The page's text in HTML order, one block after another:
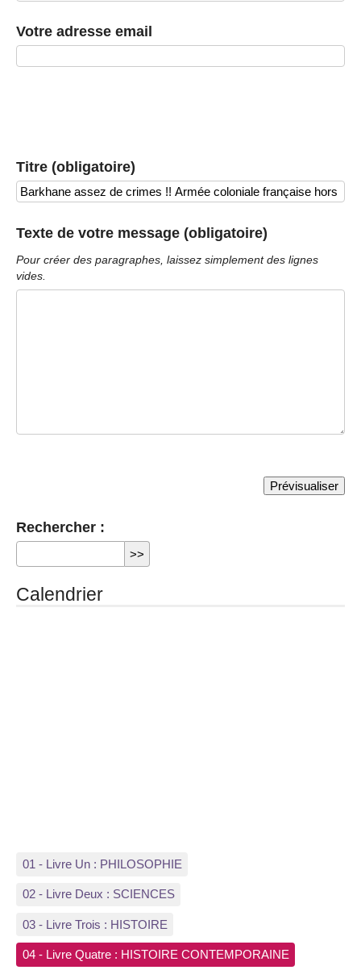
Votre adresse email
Titre (obligatoire)
Texte de votre message (obligatoire)
Pour créer des paragraphes, laissez simplement des lignes
vides.
Rechercher :
Calendrier
01 - Livre Un : PHILOSOPHIE
02 - Livre Deux : SCIENCES
03 - Livre Trois : HISTOIRE
04 - Livre Quatre : HISTOIRE CONTEMPORAINE